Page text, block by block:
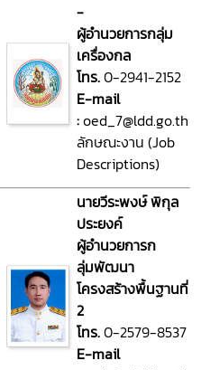
-
ผู้อำนวยการกลุ่ม
เครื่องกล
โทร.0-2941-2152
E-mail
:oed_7@ldd.go.th
ลักษณะงาน (Job
Descriptions)
นายวีระพงษ์ พิกุล
ประยงค์
ผู้อำนวยการก
ลุ่มพัฒนา
โครงสร้างพื้นฐานที่
2
โทร.0-2579-8537
E-mail